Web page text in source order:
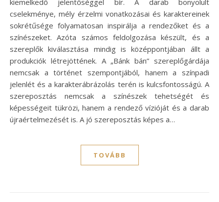
cselekménye, mély érzelmi vonatkozásai és karaktereinek
sokrétűsége folyamatosan inspirálja a rendezőket és a
színészeket. Azóta számos feldolgozása készült, és a
szereplők kiválasztása mindig is középpontjában állt a
produkciók létrejöttének. A „Bánk bán” szereplőgárdája
nemcsak a történet szempontjából, hanem a színpadi
jelenlét és a karakterábrázolás terén is kulcsfontosságú. A
szereposztás nemcsak a színészek tehetségét és
képességeit tükrözi, hanem a rendező vízióját és a darab
újraértelmezését is. A jó szereposztás képes a…
TOVÁBB